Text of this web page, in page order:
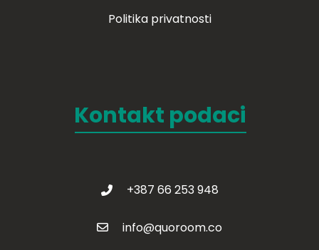
Politika privatnosti
Kontakt podaci
+387 66 253 948
info@quoroom.co